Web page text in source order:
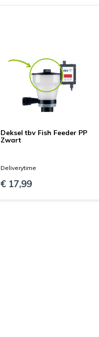
Deksel tbv Fish Feeder PP
Zwart
Deliverytime
€ 17,99